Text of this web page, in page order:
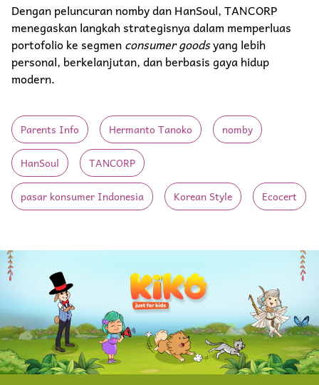
Dengan peluncuran nomby dan HanSoul, TANCORP
menegaskan langkah strategisnya dalam memperluas
portofolio ke segmenconsumer goodsyang lebih
personal, berkelanjutan, dan berbasis gaya hidup
modern.
Parents Info Hermanto Tanoko nomby
HanSoul TANCORP
pasar konsumer Indonesia Korean Style Ecocert